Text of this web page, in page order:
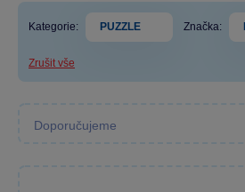
Kategorie: PUZZLE Značka:
Zrušit vše